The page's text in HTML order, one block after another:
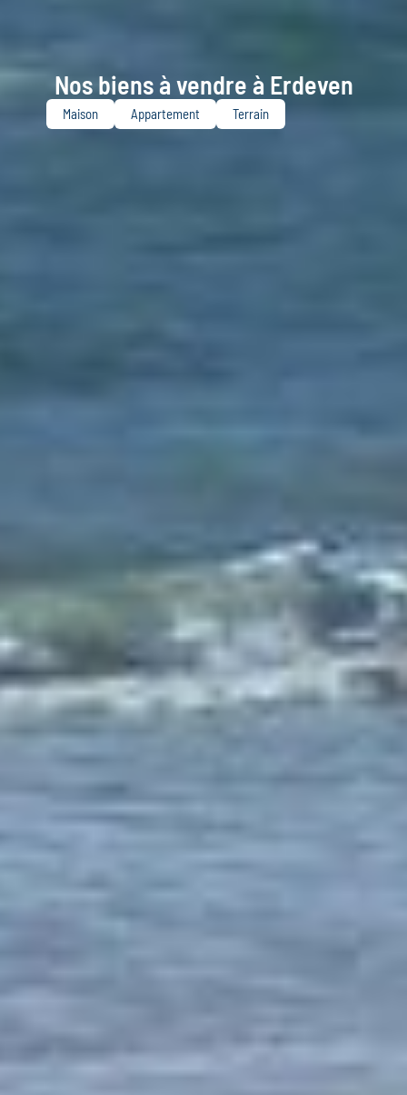
Nos biens à vendre à Erdeven
Maison Appartement Terrain